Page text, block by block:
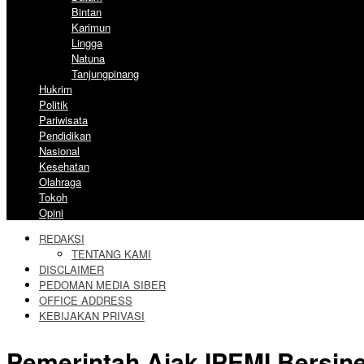
Bintan
Karimun
Lingga
Natuna
Tanjungpinang
Hukrim
Politik
Pariwisata
Pendidikan
Nasional
Kesehatan
Olahraga
Tokoh
Opini
REDAKSI
TENTANG KAMI
DISCLAIMER
PEDOMAN MEDIA SIBER
OFFICE ADDRESS
KEBIJAKAN PRIVASI